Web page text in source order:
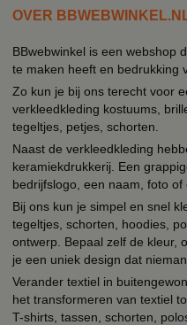
OVER
BBwebwinkel is een webshop
te maken heeft en bedrukking
Zo kun je bij ons terecht voor
verkleedkleding kostuums,
tegeltjes, petjes, schorten.
Naast de verkleedkleding
keramiekdrukkerij. Een
bedrijfslogo, een naam, foto
Bij ons kun je simpel en snel
tegeltjes, schorten, hoodies,
ontwerp. Bepaal zelf de kleur,
je een uniek design dat
Verander textiel in
het transformeren van textiel
T-shirts, tassen, schorten,